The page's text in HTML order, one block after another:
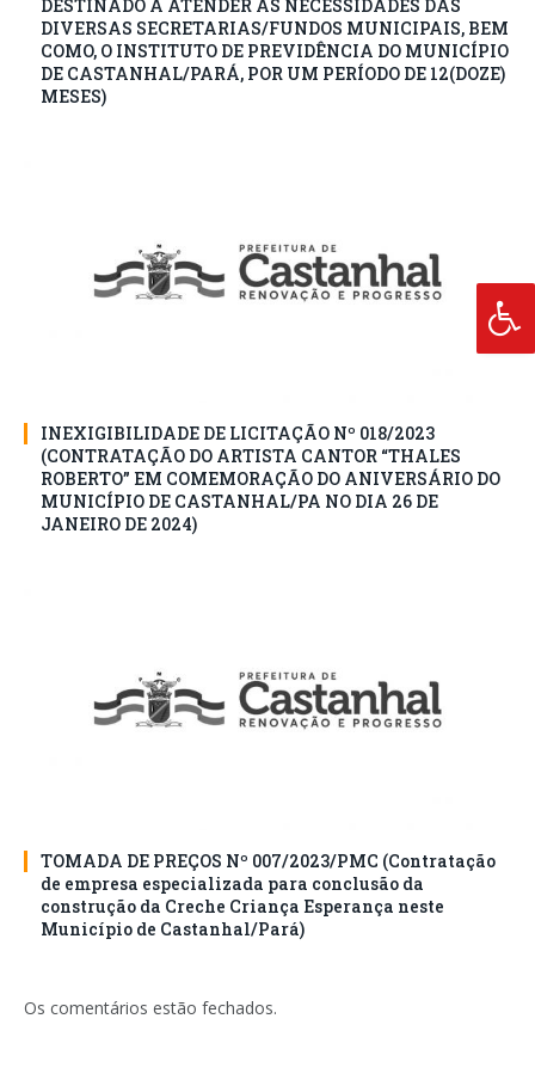
DESTINADO A ATENDER AS NECESSIDADES DAS
DIVERSAS SECRETARIAS/FUNDOS MUNICIPAIS, BEM
COMO, O INSTITUTO DE PREVIDÊNCIA DO MUNICÍPIO
DE CASTANHAL/PARÁ, POR UM PERÍODO DE 12(DOZE)
MESES)
INEXIGIBILIDADE DE LICITAÇÃO Nº 018/2023
(CONTRATAÇÃO DO ARTISTA CANTOR “THALES
ROBERTO” EM COMEMORAÇÃO DO ANIVERSÁRIO DO
MUNICÍPIO DE CASTANHAL/PA NO DIA 26 DE
JANEIRO DE 2024)
TOMADA DE PREÇOS Nº 007/2023/PMC (Contratação
de empresa especializada para conclusão da
construção da Creche Criança Esperança neste
Município de Castanhal/Pará)
Os comentários estão fechados.